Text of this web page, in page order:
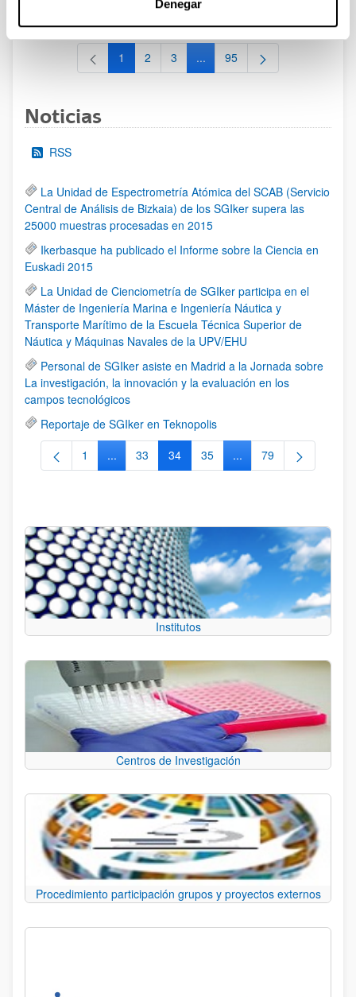
Denegar
al 30/07/2026 (ambos incluídos)
Página
1 Página
2 Página
3 ...Páginas intermedias Use TAB
Página
95
Noticias
RSS
La Unidad de Espectrometría Atómica del SCAB (Servicio
Central de Análisis de Bizkaia) de los SGIker supera las
25000 muestras procesadas en 2015
Ikerbasque ha publicado el Informe sobre la Ciencia en
Euskadi 2015
La Unidad de Cienciometría de SGIker participa en el
Máster de Ingeniería Marina e Ingeniería Náutica y
Transporte Marítimo de la Escuela Técnica Superior de
Náutica y Máquinas Navales de la UPV/EHU
Personal de SGIker asiste en Madrid a la Jornada sobre
La investigación, la innovación y la evaluación en los
campos tecnológicos
Reportaje de SGIker en Teknopolis
Página
1 ...Páginas intermedias Use TAB para desplazarse.
Página
33 Página
34 Página
35 ...Páginas intermedias
Página
79
Institutos
Centros de Investigación
Procedimiento participación grupos y proyectos externos